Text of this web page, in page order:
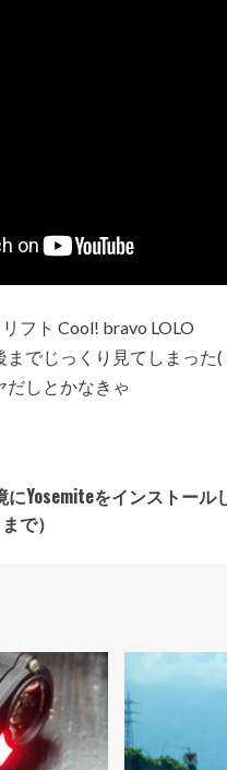
フト Cool! bravo LOLO
までじっくり見てしまっ
だしとかなきゃ
にYosemiteをインストール
で）